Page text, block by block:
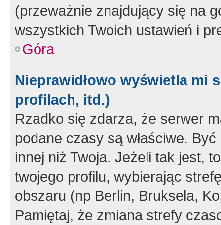
(przeważnie znajdujący się na
wszystkich Twoich ustawień i
Góra
Nieprawidłowo wyświetla mi
profilach, itd.)
Rzadko się zdarza, że serwer
podane czasy są właściwe.
innej niż Twoja. Jeżeli tak jest,
twojego profilu, wybierając
obszaru (np Berlin, Bruksela,
Pamiętaj, że zmiana strefy